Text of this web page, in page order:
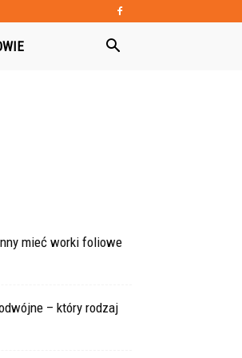
mieć worki foliowe
– który rodzaj